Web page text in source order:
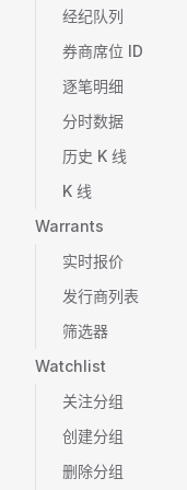
经纪队列
券商席位 ID
逐笔明细
分时数据
历史 K 线
K 线
Warrants
实时报价
发行商列表
筛选器
Watchlist
关注分组
创建分组
删除分组